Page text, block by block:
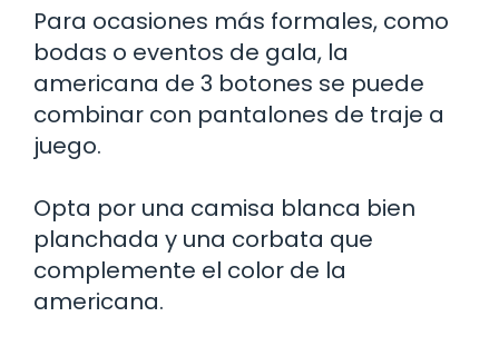
Para ocasiones más formales, como
bodas o eventos de gala, la
americana de 3 botones se puede
combinar con pantalones de traje a
juego.
Opta por una camisa blanca bien
planchada y una corbata que
complemente el color de la
americana.